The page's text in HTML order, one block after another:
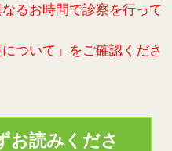
るお時間で診察を行って
ついて」をご確認くださ
お読みくださ